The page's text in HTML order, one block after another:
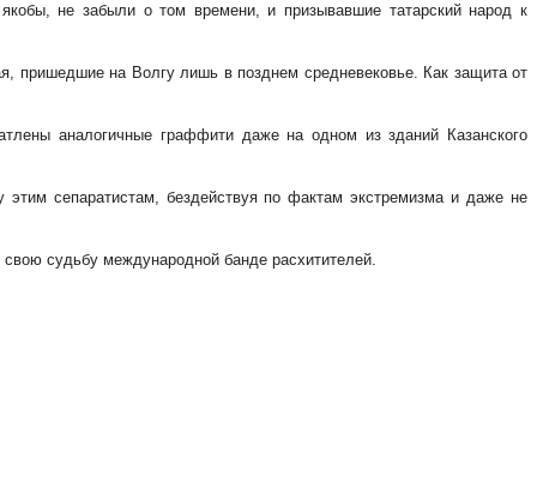
не забыли о том времени, и призывавшие татарский народ к
пришедшие на Волгу лишь в позднем средневековье. Как защита от
аналогичные граффити даже на одном из зданий Казанского
сепаратистам, бездействуя по фактам экстремизма и даже не
судьбу международной банде расхитителей.